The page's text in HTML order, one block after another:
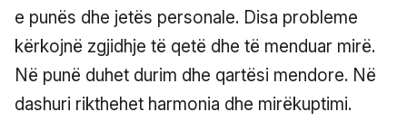
e punës dhe jetës personale. Disa probleme
kërkojnë zgjidhje të qetë dhe të menduar mirë.
Në punë duhet durim dhe qartësi mendore. Në
dashuri rikthehet harmonia dhe mirëkuptimi.